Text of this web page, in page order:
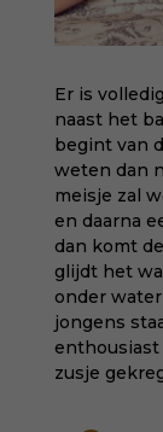
Er is
naast het
begint van
weten dan
meisje zal
en daarna
dan komt
glijdt het
onder
jongens
enthousiast
zusje